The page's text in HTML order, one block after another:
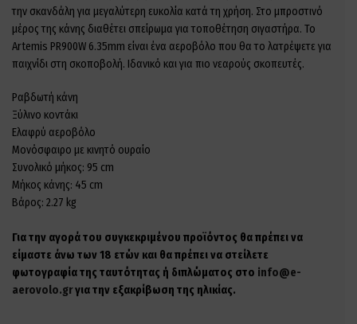
την σκανδάλη για μεγαλύτερη ευκολία κατά τη χρήση. Στο μπροστινό
μέρος της κάνης διαθέτει σπείρωμα για τοποθέτηση σιγαστήρα. Το
Artemis PR900W 6.35mm είναι ένα αεροβόλο που θα το λατρέψετε για
παιχνίδι στη σκοποβολή. Ιδανικό και για πιο νεαρούς σκοπευτές.
Ραβδωτή κάνη
Ξύλινο κοντάκι
Ελαφρύ αεροβόλο
Μονόσφαιρο με κινητό ουραίο
Συνολικό μήκος: 95 cm
Μήκος κάνης: 45 cm
Βάρος: 2.27 kg
Για την αγορά του συγκεκριμένου προϊόντος θα πρέπει να
είμαστε άνω των 18 ετών και θα πρέπει να στείλετε
φωτογραφία της ταυτότητας ή διπλώματος στο info@e-
aerovolo.grγια την εξακρίβωση της ηλικίας.